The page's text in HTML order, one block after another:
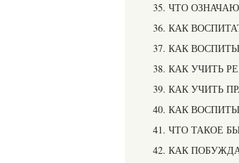
35. ЧТО
36. КАК
37. КАК
38. КАК УЧИТЬ
39. КАК УЧИТЬ
40. КАК
41. ЧТО ТАКОЕ
42. КАК